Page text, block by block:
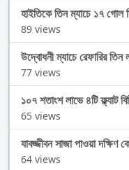
হাইতিকে তিন ম্যাচে ১৭ গোল
89 views
উদ্বোধনী ম্যাচে রেফারির
77 views
১০৭ শতাংশ লাভে ৪টি ফ্ল্যাট
65 views
যাবজ্জীবন সাজা পাওয়া দক্ষিণ
64 views